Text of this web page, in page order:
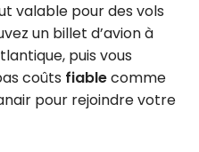
valable pour des vols
un billet d’avion à
puis vous
coûts fiablecomme
pour rejoindre votre